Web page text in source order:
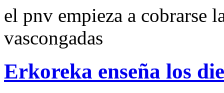
el pnv empieza a cobrarse
vascongadas
Erkoreka enseña los